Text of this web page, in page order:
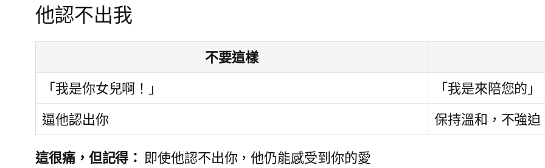
他認不出我
不要這樣
「我是你女兒啊！」
「我是來陪您的」
逼他認出你
保持溫和，不強迫
這很痛，但記得： 即使他認不出你，他仍能感受到你的愛